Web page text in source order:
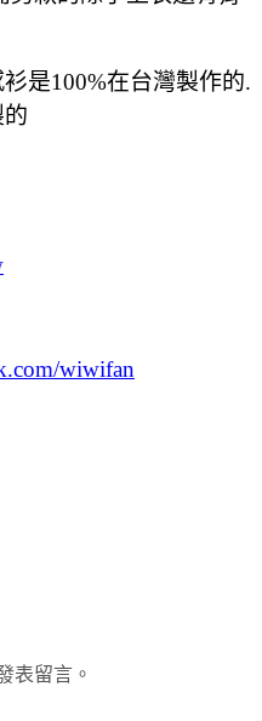
是100%在台灣製作的.
wiwifan
表留言。